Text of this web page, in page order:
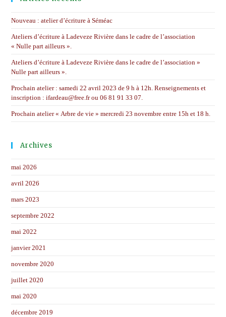
Nouveau : atelier d’écriture à Séméac
Ateliers d’écriture à Ladeveze Rivière dans le cadre de l’association
« Nulle part ailleurs ».
Ateliers d’écriture à Ladeveze Rivière dans le cadre de l’association »
Nulle part ailleurs ».
Prochain atelier : samedi 22 avril 2023 de 9 h à 12h. Renseignements et
inscription : ifardeau@free.fr ou 06 81 91 33 07.
Prochain atelier « Arbre de vie » mercredi 23 novembre entre 15h et 18 h.
Archives
mai 2026
avril 2026
mars 2023
septembre 2022
mai 2022
janvier 2021
novembre 2020
juillet 2020
mai 2020
décembre 2019